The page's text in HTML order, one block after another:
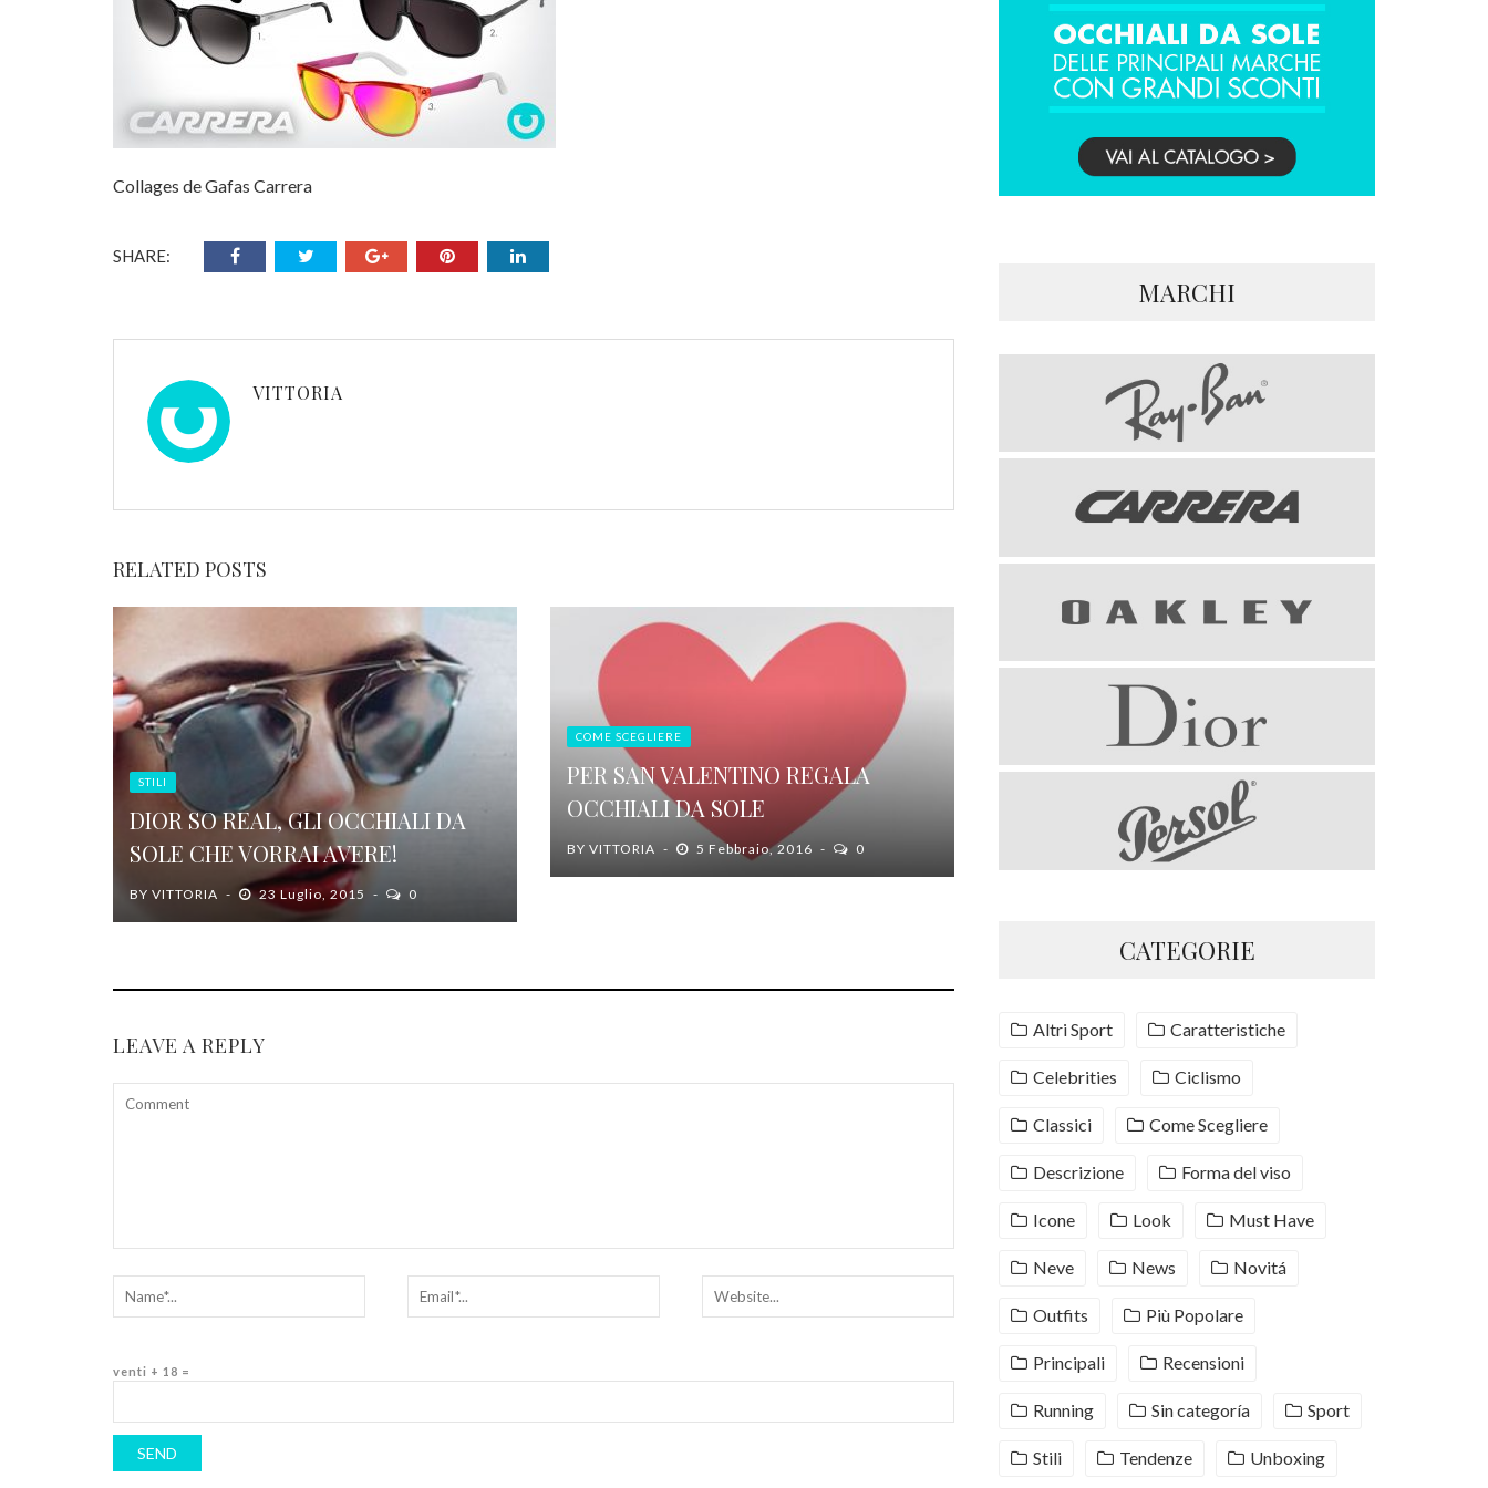
Collages de Gafas Carrera
SHARE:
VITTORIA
RELATED POSTS
STILI
DIOR SO REAL, GLI OCCHIALI DA
SOLE CHE VORRAI AVERE!
BY VITTORIA 23 Luglio, 2015 0
COME SCEGLIERE
PER SAN VALENTINO REGALA
OCCHIALI DA SOLE
BYVITTORIA 5 Febbraio, 2016 0
LEAVE A REPLY
venti + 18 =
MARCHI
CATEGORIE
Altri Sport Caratteristiche
Celebrities Ciclismo
Classici Come Scegliere
Descrizione Forma del viso
Icone Look Must Have
Neve News Novitá
Outfits Più Popolare
Principali Recensioni
Running Sin categoría Sport
Stili Tendenze Unboxing